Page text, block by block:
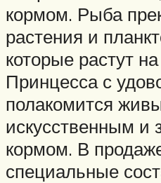
кормом. Рыба
растения и
которые растут
Принцесса с
полакомится
искусственным и
кормом. В
специальные